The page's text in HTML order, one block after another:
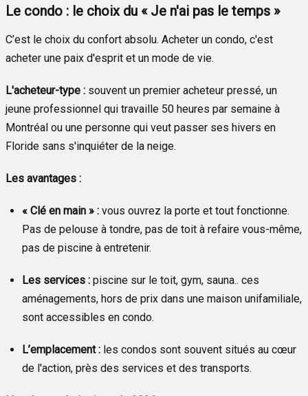
Le condo : le choix du « Je n'ai pas le temps »
C’est le choix du confort absolu. Acheter un condo, c'est
acheter une paix d'esprit et un mode de vie.
L'acheteur-type : souvent un premier acheteur pressé, un
jeune professionnel qui travaille 50 heures par semaine à
Montréal ou une personne qui veut passer ses hivers en
Floride sans s'inquiéter de la neige.
Les avantages :
« Clé en main » : vous ouvrez la porte et tout fonctionne.
Pas de pelouse à tondre, pas de toit à refaire vous-même,
pas de piscine à entretenir.
Les services : piscine sur le toit, gym, sauna.. ces
aménagements, hors de prix dans une maison unifamiliale,
sont accessibles en condo.
L’emplacement : les condos sont souvent situés au cœur
de l'action, près des services et des transports.